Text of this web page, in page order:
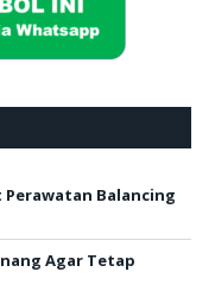
Perawatan Balancing
Agar Tetap